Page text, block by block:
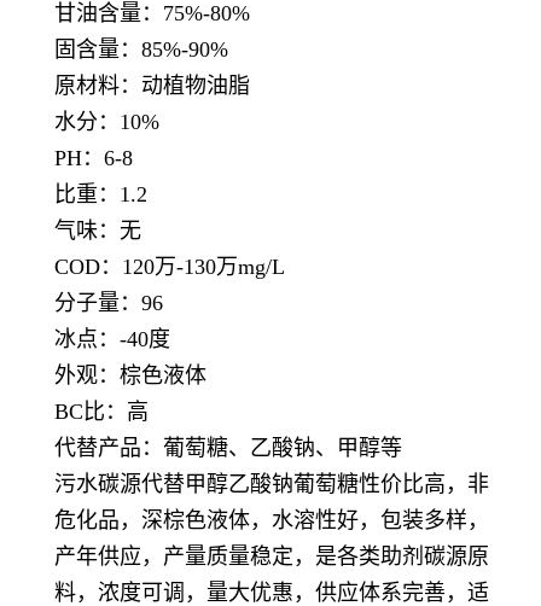
甘油含量：75%-80%
固含量：85%-90%
原材料：动植物油脂
水分：10%
PH：6-8
比重：1.2
气味：无
COD：120万-130万mg/L
分子量：96
冰点：-40度
外观：棕色液体
BC比：高
代替产品：葡萄糖、乙酸钠、甲醇等
污水碳源代替甲醇乙酸钠葡萄糖性价比高，非
危化品，深棕色液体，水溶性好，包装多样，
产年供应，产量质量稳定， 是各类助剂碳源原
料，浓度可调，量大优惠，供应体系完善，适